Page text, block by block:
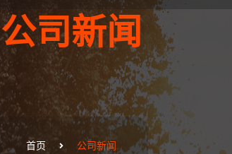
公司新闻
首页 公司新闻